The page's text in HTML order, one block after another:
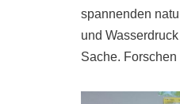
spannenden
und
Sache.